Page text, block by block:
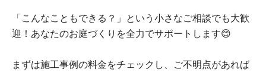
「こんなこともできる？」という小さなご相談でも大歓
迎！あなたのお庭づくりを全力でサポートします😊
まずは施工事例の料金をチェックし、ご不明点があれば